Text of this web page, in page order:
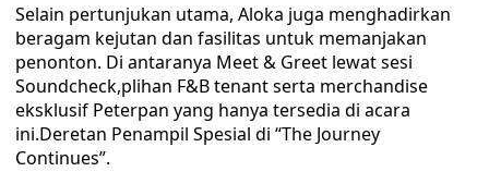
Selain pertunjukan utama, Aloka juga menghadirkan
beragam kejutan dan fasilitas untuk memanjakan
penonton. Di antaranya Meet & Greet lewat sesi
Soundcheck,plihan F&B tenant serta merchandise
eksklusif Peterpan yang hanya tersedia di acara
ini.Deretan Penampil Spesial di “The Journey
Continues”.